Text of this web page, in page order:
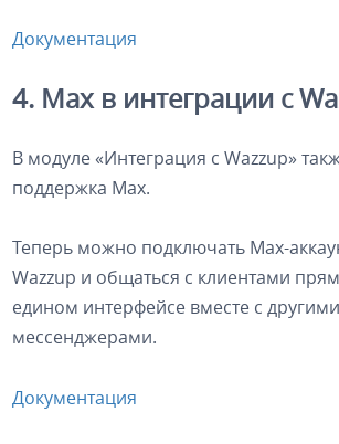
Документация
4. Max в интеграции с
В модуле «Интеграция с Wazzup»
поддержка Max.
Теперь можно подключать Max-
Wazzup и общаться с клиентами
едином интерфейсе вместе с другими
мессенджерами.
Документация